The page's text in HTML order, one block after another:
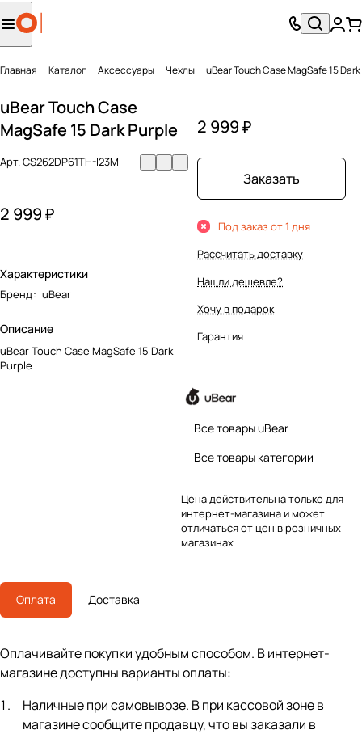
Главная Каталог Аксесcуары Чехлы uBear Touch Case MagSafe 15
uBear Touch Case
MagSafe 15 Dark Purple
Арт.CS262DP61TH-I23M
2 999 ₽
Характеристики
Бренд: uBear
Описание
uBear Touch Case MagSafe 15 Dark
Purple
2 999 ₽
Заказать
Под заказ от 1 дня
Рассчитать доставку
Нашли дешевле?
Хочу в подарок
Гарантия
Все товары uBear
Все товары категории
Цена действительна только для
интернет-магазина и может
отличаться от цен в розничных
магазинах
Оплата Доставка
Оплачивайте покупки удобным способом. В интернет-
магазине доступны варианты оплаты:
Наличные при самовывозе. В при кассовой зоне в
магазине сообщите продавцу, что вы заказали в